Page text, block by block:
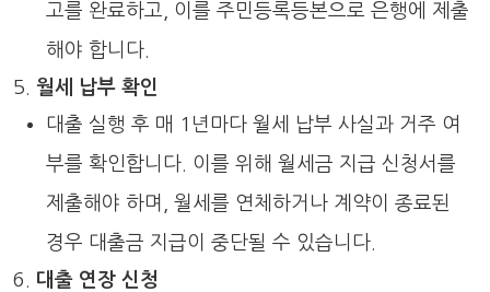
고를 완료하고, 이를 주민등록등본으로 은행에 제출
해야 합니다.
월세 납부 확인
대출 실행 후 매 1년마다 월세 납부 사실과 거주 여
부를 확인합니다. 이를 위해 월세금 지급 신청서를
제출해야 하며, 월세를 연체하거나 계약이 종료된
경우 대출금 지급이 중단될 수 있습니다.
대출 연장 신청